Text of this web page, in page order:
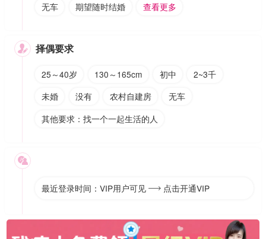
无车
期望随时结婚 查看更多
 择偶要求
25～40岁 130～165cm 初中
2~3千
未婚
没有 农村自建房
无车
其他要求：找一个一起生活的人

最近登录时间：VIP用户可见  点击开通VIP